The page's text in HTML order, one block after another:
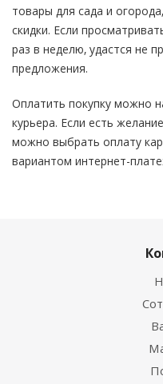
товары для сада и
скидки. Если
раз в неделю, удастся не
предложения.
Оплатить покупку можно
курьера. Если есть
можно выбрать оплату
вариантом интернет-